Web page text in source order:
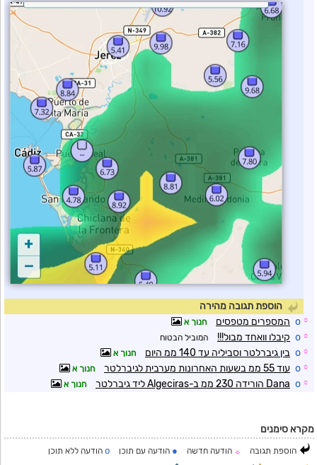
הוספת תגובה מהירה
☼
o המספרים מטפסים חנוך א
☼
o קיבלו וואחד מבול!!! המוביל הבטוח
☼
o בין גיברלטר וסביליה עד 140 ממ היום חנוך א
☼
o עוד 55 ממ בשעות האחרונות מערבית לגיברלטר חנוך א
☼
o Dana הורידה 230 ממ ב-Algeciras ליד גיברלטר חנוך א
מקרא סימנים
הוספת תגובה ☼ הודעה חדשה ● הודעה עם תוכן o הודעה ללא תוכן